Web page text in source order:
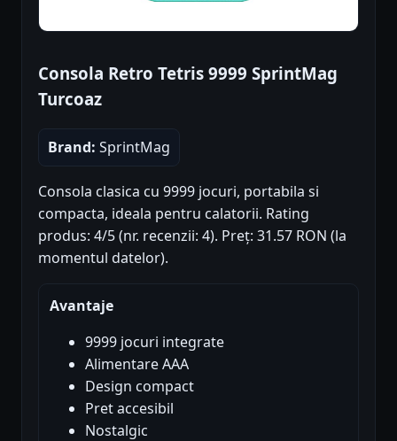
Consola Retro Tetris 9999 SprintMag
Turcoaz
Brand: SprintMag
Consola clasica cu 9999 jocuri, portabila si
compacta, ideala pentru calatorii. Rating
produs: 4/5 (nr. recenzii: 4). Preț: 31.57 RON (la
momentul datelor).
Avantaje
9999 jocuri integrate
Alimentare AAA
Design compact
Pret accesibil
Nostalgic